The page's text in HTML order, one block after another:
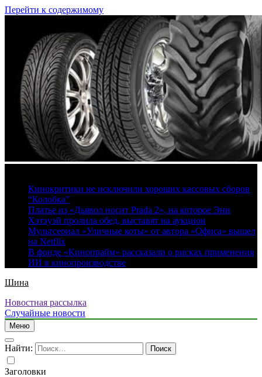
Перейти к содержимому
Кинокритики не исключили хороших кассовых сборов
“Колобка”
Платье из «Дьявол носит Prada 2», на которое Энн
Хэтэуэй пролила обед, выставят на аукцион
Мультсериал «Уличные коты» от автора «Офиса» вышел
на Netflix
В фонде «Кинопрайм» рассказали о рисках применения
ИИ в кинопроизводстве
Шина
Новостная рассылка
Случайные новости
Меню
Найти:
Заголовки